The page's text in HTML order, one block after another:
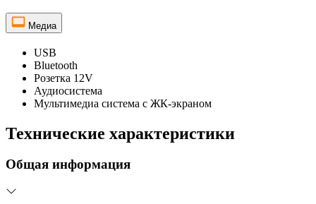
Медиа
USB
Bluetooth
Розетка 12V
Аудиосистема
Мультимедиа система с ЖК-экраном
Технические характеристики
Общая информация